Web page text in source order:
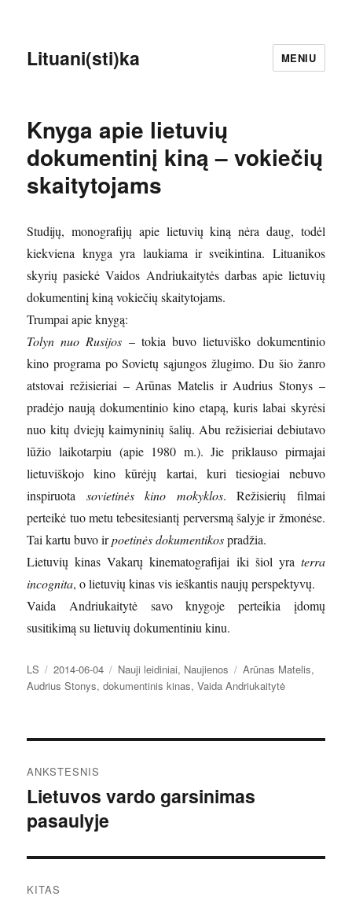
Lituani(sti)ka MENIU
Knyga apie lietuvių
dokumentinį kiną – vokiečių
skaitytojams
Studijų, monografijų apie lietuvių kiną nėra daug, todėl
kiekviena knyga yra laukiama ir sveikintina. Lituanikos
skyrių pasiekė Vaidos Andriukaitytės darbas apie lietuvių
dokumentinį kiną vokiečių skaitytojams.
Trumpai apie knygą:
Tolyn nuo Rusijos – tokia buvo lietuviško dokumentinio
kino programa po Sovietų sąjungos žlugimo. Du šio žanro
atstovai režisieriai – Arūnas Matelis ir Audrius Stonys –
pradėjo naują dokumentinio kino etapą, kuris labai skyrėsi
nuo kitų dviejų kaimyninių šalių. Abu režisieriai debiutavo
lūžio laikotarpiu (apie 1980 m.). Jie priklauso pirmajai
lietuviškojo kino kūrėjų kartai, kuri tiesiogiai nebuvo
inspiruota sovietinės kino mokyklos. Režisierių filmai
perteikė tuo metu tebesitesiantį perversmą šalyje ir žmonėse.
Tai kartu buvo irpoetinės dokumentikospradžia.
Lietuvių kinas Vakarų kinematografijai iki šiol yra terra
incognita, o lietuvių kinas vis ieškantis naujų perspektyvų.
Vaida Andriukaitytė savo knygoje perteikia įdomų
susitikimą su lietuvių dokumentiniu kinu.
Autorius
LS Paskelbta
2014-06-04 Kategorijos
Nauji leidiniai, Naujienos Žymos
Arūnas Matelis,
Audrius Stonys,dokumentinis kinas,Vaida Andriukaitytė
tarp
įrašų
ANKSTESNIS
Ankstesnis
įrašas:
Lietuvos vardo garsinimas
pasaulyje
KITAS